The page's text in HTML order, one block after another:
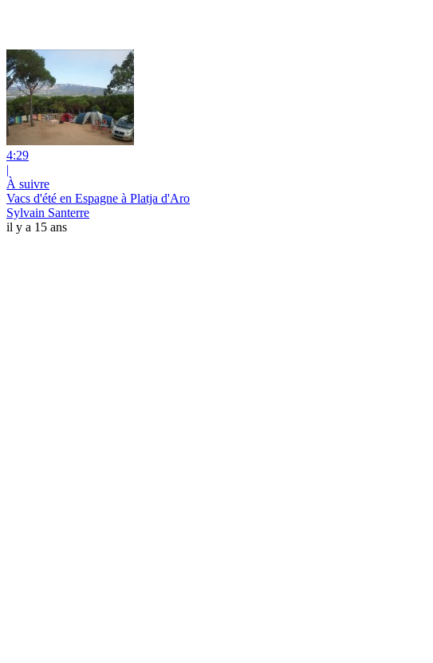
4:29
|
À suivre
Vacs d'été en Espagne à Platja d'Aro
Sylvain Santerre
il y a 15 ans